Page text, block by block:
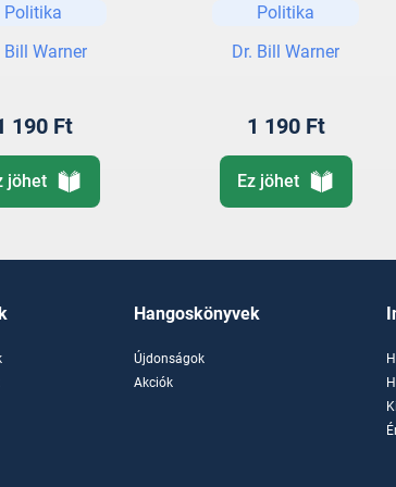
Politika
Bill Warner
190 Ft
jöhet
Politika
Dr. Bill Warner
1 190 Ft
Ez jöhet
Hangoskönyvek
Újdonságok
Akciók